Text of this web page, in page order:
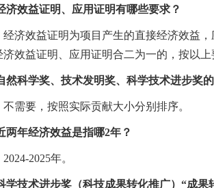
济效益证明、应用证明有哪些要求？
经济效益证明为项目产生的直接经济效益
济效益证明、应用证明合二为一的，按以
然科学奖、技术发明奖、科学技术进步奖
不需要，按照实际贡献大小分别排序。
两年经济效益是指哪2年？
2025年。
学技术进步奖（科技成果转化推广）“成